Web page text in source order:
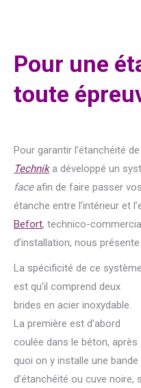
Pour une
toute
Pour garantir l’étanchéité
Technika développé un
faceafin de faire passer
étanche entre l’intérieur et
Befort, technico-
d’installation, nous
La spécificité de ce système
est qu’il comprend deux
brides en acier inoxydable.
La première est d’abord
coulée dans le béton, après
quoi on y installe une bande
d’étanchéité ou cuve noire,